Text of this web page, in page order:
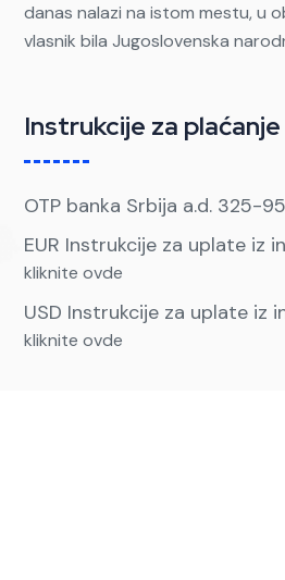
danas nalazi na istom mestu, u
vlasnik bila Jugoslovenska
Instrukcije za plaćanje
OTP banka Srbija a.d.
EUR Instrukcije za uplate iz
kliknite ovde
USD Instrukcije za uplate iz
kliknite ovde